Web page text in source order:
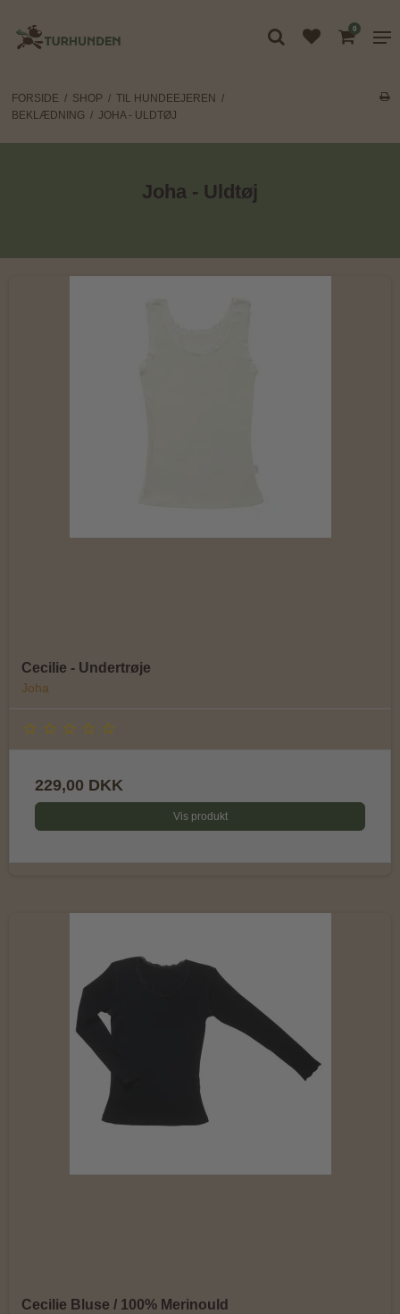
0
FORSIDE / SHOP / TIL HUNDEEJEREN /
BEKLÆDNING / JOHA - ULDTØJ
Joha - Uldtøj
Cecilie - Undertrøje
Joha
229,00 DKK
Vis produkt
Cecilie Bluse / 100% Merinould